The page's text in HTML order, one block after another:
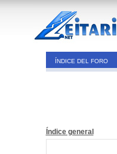
ÍNDICE DEL FORO
Índice general